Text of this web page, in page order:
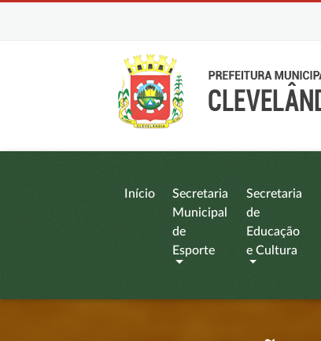
Início
Secretaria
Municipal
de
Esporte
Secretaria
de
Educação
e Cultura